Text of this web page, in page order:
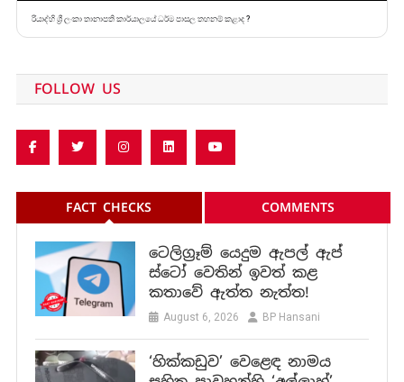
රියාද්හි ශ්‍රී ලංකා තානාපති කාර්යාලයේ ධර්ම පාසල තහනම් කළාද ?
FOLLOW US
FACT CHECKS COMMENTS
ටෙලිග්‍රෑම් යෙදුම ඇපල් ඇප්
ස්ටෝ වෙතින් ඉවත් කළ
කතාවේ ඇත්ත නැත්ත!
August 6, 2026 BP Hansani
‘හික්කඩුව’ වෙළෙඳ නාමය